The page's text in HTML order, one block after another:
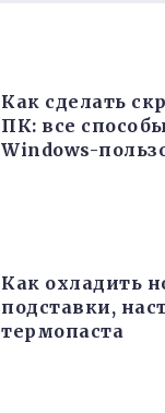
Как сделать
ПК: все
Windows-
Как охладить
подставки,
термопаста